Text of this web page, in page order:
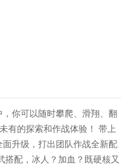
你可以随时攀爬、滑翔、翻
有的探索和作战体验！ 带上
升级，打出团队作战全新配
配，冰人？加血？既硬核又